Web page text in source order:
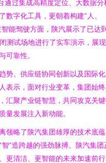
通过集成高精度定位、大数据分
字化工具，更朝着构建“人、
能驾驶方面，陕汽展示了已达
测试场地进行了实车演示，展
可靠性。
势、供应链协同创新以及国际
表示，面对行业变革，集团始
汇聚产业链智慧，共同攻克关
量发展注入新动能。
领略了陕汽集团雄厚的技术底
”造跨越的强劲脉搏。陕汽集团
更清洁、更智能的未来加速前